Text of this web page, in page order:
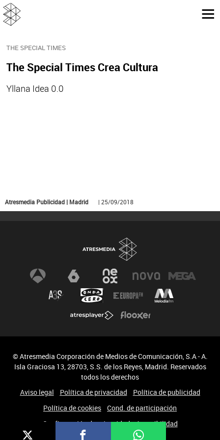
THE SPECIAL TIMES
The Special Times Crea Cultura
Yllana Idea 0.0
Atresmedia Publicidad | Madrid | 25/09/2018
© Atresmedia Corporación de Medios de Comunicación, S.A - A.
Isla Graciosa 13, 28703, S.S. de los Reyes, Madrid. Reservados
todos los derechos
Aviso legal
Política de privacidad
Política de publicidad
Política de cookies
Cond. de participación
Configuración de privacidad
Accesibilidad